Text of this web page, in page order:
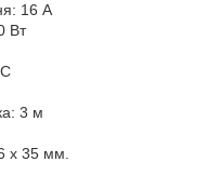
16 А
Вт
3 м
x 35 мм.